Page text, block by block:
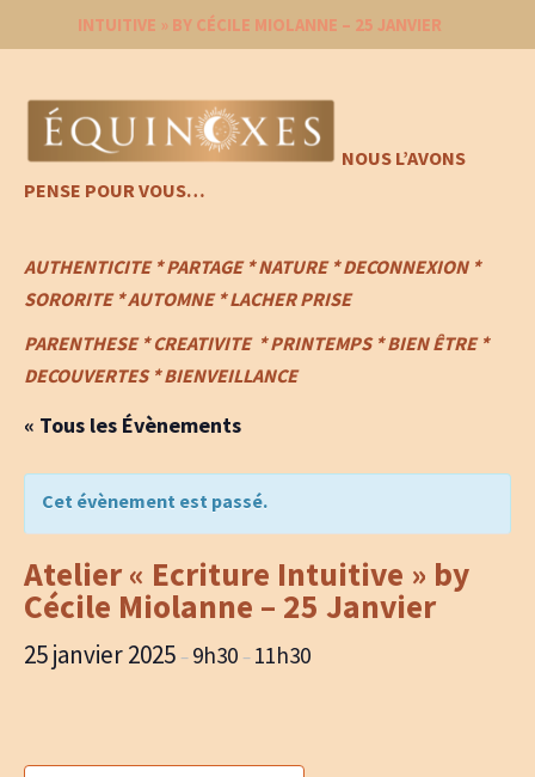
INTUITIVE » BY CÉCILE MIOLANNE – 25 JANVIER
NOUS L’AVONS
PENSE POUR VOUS…
AUTHENTICITE * PARTAGE * NATURE * DECONNEXION *
SORORITE * AUTOMNE * LACHER PRISE
PARENTHESE *CREATIVITE * PRINTEMPS *BIEN ÊTRE *
DECOUVERTES * BIENVEILLANCE
« Tous les Évènements
Cet évènement est passé.
Atelier « Ecriture Intuitive » by
Cécile Miolanne – 25 Janvier
25 janvier 2025 – 9h30 – 11h30